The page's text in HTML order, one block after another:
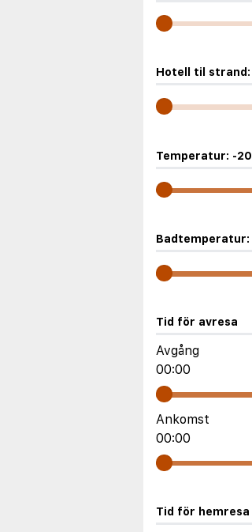
Hotell til strand:
Temperatur: -20
Badtemperatur:
Tid för avresa
Avgång
00:00
Ankomst
00:00
Tid för hemresa